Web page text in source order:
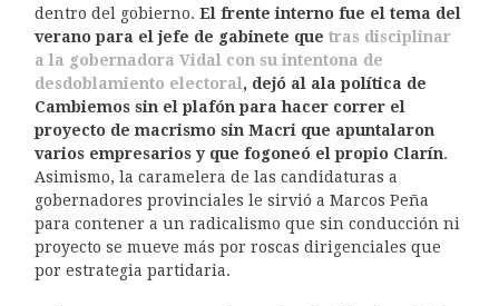
dentro del gobierno. El frente interno fue el tema del
verano para el jefe de gabinete que tras disciplinar
a la gobernadora Vidal con su intentona de
desdoblamiento electoral , dejó al ala política de
Cambiemos sin el plafón para hacer correr el
proyecto de macrismo sin Macri que apuntalaron
varios empresarios y que fogoneó el propio Clarín.
Asimismo, la caramelera de las candidaturas a
gobernadores provinciales le sirvió a Marcos Peña
para contener a un radicalismo que sin conducción ni
proyecto se mueve más por roscas dirigenciales que
por estrategia partidaria.